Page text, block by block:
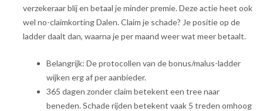
verzekeraar blij en betaal je minder premie. Deze actie heet ook
wel no-claimkorting Dalen. Claim je schade? Je positie op de
ladder daalt dan, waarna je per maand weer wat meer betaalt.
Belangrijk: De protocollen van de bonus/malus-ladder
wijken erg af per aanbieder.
365 dagen zonder claim betekent een tree naar
beneden. Schade rijden betekent vaak 5 treden omhoog